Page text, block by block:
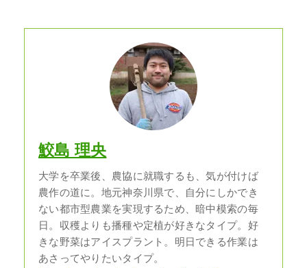
鮫島 理央
大学を卒業後、農協に就職するも、気が付けば
農作の道に。地元神奈川県で、自分にしかでき
ない都市型農業を実現するため、暗中模索の毎
日。収穫よりも播種や定植が好きなタイプ。好
きな野菜はアイスプラント。明日できる作業は
あさってやりたいタイプ。